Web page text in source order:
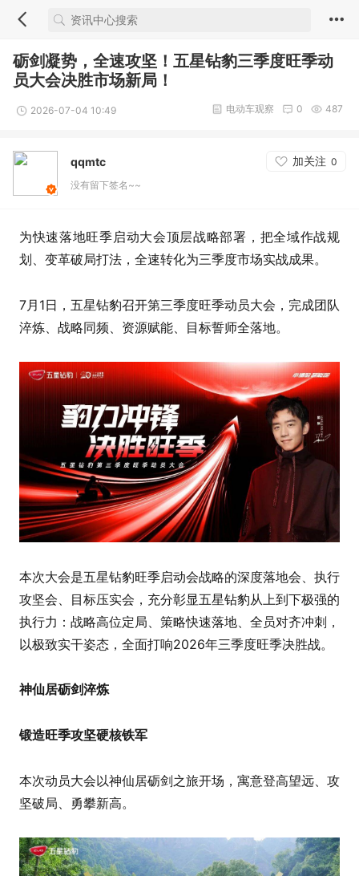
砺剑凝势，全速攻坚！五星钻豹三季度旺季动
员大会决胜市场新局！
2026-07-04 10:49 487
0
电动车观察
qqmtc 加关注 0
没有留下签名~~
为快速落地旺季启动大会顶层战略部署，把全域作战规
划、变革破局打法，全速转化为三季度市场实战成果。
7月1日，五星钻豹召开第三季度旺季动员大会，完成团队
淬炼、战略同频、资源赋能、目标誓师全落地。
本次大会是五星钻豹旺季启动会战略的深度落地会、执行
攻坚会、目标压实会，充分彰显五星钻豹从上到下极强的
执行力：战略高位定局、策略快速落地、全员对齐冲刺，
以极致实干姿态，全面打响2026年三季度旺季决胜战。
神仙居砺剑淬炼
锻造旺季攻坚硬核铁军
本次动员大会以神仙居砺剑之旅开场，寓意登高望远、攻
坚破局、勇攀新高。